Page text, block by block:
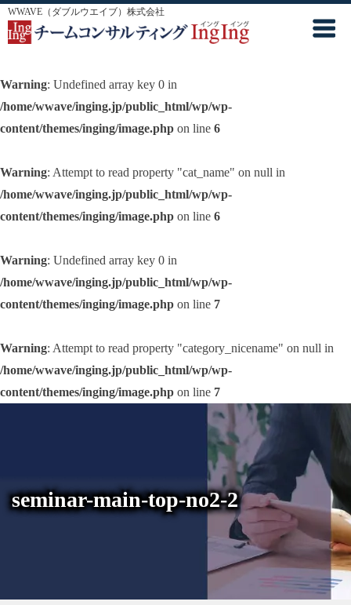
WWAVE（ダブルウエイブ）株式会社
Warning: Undefined array key 0 in
/home/wwave/inging.jp/public_html/wp/wp-
content/themes/inging/image.php on line 6
Warning: Attempt to read property "cat_name" on null in
/home/wwave/inging.jp/public_html/wp/wp-
content/themes/inging/image.php on line 6
Warning: Undefined array key 0 in
/home/wwave/inging.jp/public_html/wp/wp-
content/themes/inging/image.php on line 7
Warning: Attempt to read property "category_nicename" on null in
/home/wwave/inging.jp/public_html/wp/wp-
content/themes/inging/image.php on line 7
seminar-main-top-no2-2